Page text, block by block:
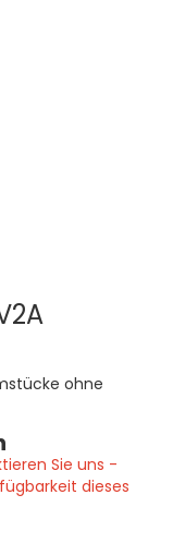
ohne
Sie uns -
dieses